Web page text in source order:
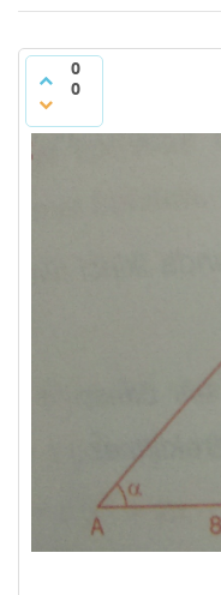
0
0